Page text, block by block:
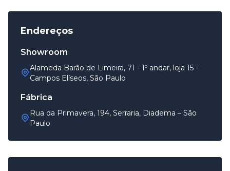
Endereços
Showroom
Alameda Barão de Limeira, 71 - 1º andar, loja 15 -
Campos Elíseos, São Paulo
Fábrica
Rua da Primavera, 194, Serraria, Diadema – São
Paulo